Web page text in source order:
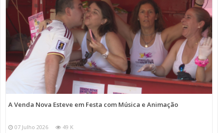
A Venda Nova Esteve em Festa com Música e Animação
07 Julho 2026 49 K